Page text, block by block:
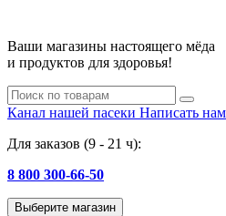
Ваши магазины настоящего мёда
и продуктов для здоровья!
Канал нашей пасеки Написать нам
Для заказов (9 - 21 ч):
8 800 300-66-50
Выберите магазин